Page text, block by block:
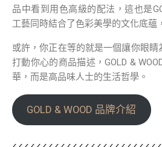
品中看到用色高級的配法，這也是
工藝同時結合了色彩美學的文化底蘊
或許，你正在等的就是一個讓你眼
打動你心的商品描述，GOLD &
華，而是高品味人士的生活哲學。
GOLD & WOOD 品牌介紹